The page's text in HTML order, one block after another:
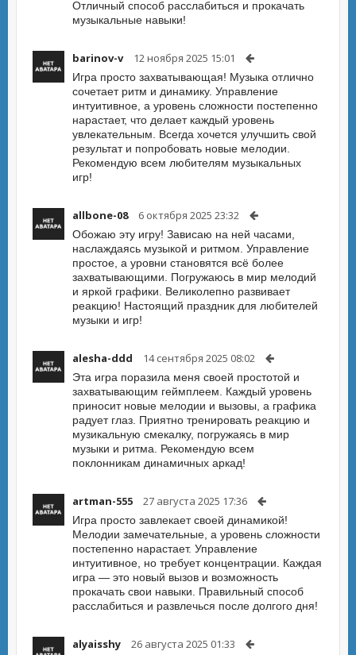
Отличный способ расслабиться и прокачать
музыкальные навыки!
barinov-v 12 ноября 2025 15:01
Игра просто захватывающая! Музыка отлично
сочетает ритм и динамику. Управление
интуитивное, а уровень сложности постепенно
нарастает, что делает каждый уровень
увлекательным. Всегда хочется улучшить свой
результат и попробовать новые мелодии.
Рекомендую всем любителям музыкальных
игр!
allbone-08 6 октября 2025 23:32
Обожаю эту игру! Зависаю на ней часами,
наслаждаясь музыкой и ритмом. Управление
простое, а уровни становятся всё более
захватывающими. Погружаюсь в мир мелодий
и яркой графики. Великолепно развивает
реакцию! Настоящий праздник для любителей
музыки и игр!
alesha-ddd 14 сентября 2025 08:02
Эта игра поразила меня своей простотой и
захватывающим геймплеем. Каждый уровень
приносит новые мелодии и вызовы, а графика
радует глаз. Приятно тренировать реакцию и
музикальную смекалку, погружаясь в мир
музыки и ритма. Рекомендую всем
поклонникам динамичных аркад!
artman-555 27 августа 2025 17:36
Игра просто завлекает своей динамикой!
Мелодии замечательные, а уровень сложности
постепенно нарастает. Управление
интуитивное, но требует концентрации. Каждая
игра — это новый вызов и возможность
прокачать свои навыки. Правильный способ
расслабиться и развлечься после долгого дня!
alyaisshy 26 августа 2025 01:33